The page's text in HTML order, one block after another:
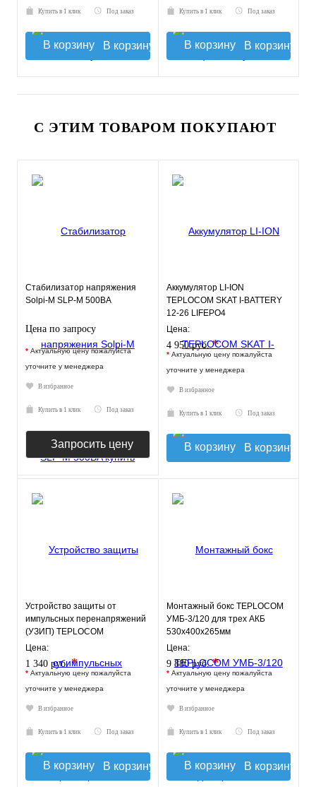
Купить в 1 клик Под заказ
В корзину
Купить в 1 клик Под заказ
В корзину
С ЭТИМ ТОВАРОМ ПОКУПАЮТ
Стабилизатор напряжения
Solpi-M SLP-М 500BA
Цена по запросу
* Актуальную цену пожалуйста
уточните у менеджера
В избранное
Купить в 1 клик Под заказ
Запросить цену
Аккумулятор LI-ION
TEPLOCOM SKAT I-BATTERY
12-26 LIFEPO4
Цена:
4 950 руб.*
* Актуальную цену пожалуйста
уточните у менеджера
В избранное
Купить в 1 клик Под заказ
В корзину
Устройство защиты от
импульсных перенапряжений
(УЗИП) TEPLOCOM
АЛЬБАТРОС-220/3500 АС
Цена:
1 340 руб.*
* Актуальную цену пожалуйста
уточните у менеджера
В избранное
Купить в 1 клик Под заказ
В корзину
Монтажный бокс TEPLOCOM
УМБ-3/120 для трех АКБ
530х400х265мм
Цена:
9 880 руб.*
* Актуальную цену пожалуйста
уточните у менеджера
В избранное
Купить в 1 клик Под заказ
В корзину